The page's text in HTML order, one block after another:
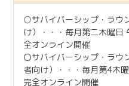
○サバイバーシップ・ラウ
け）・・・毎月第二木曜
全オンライン開催
〇サバイバーシップ・ラウ
者向け）・・・毎月第4木
完全オンライン開催